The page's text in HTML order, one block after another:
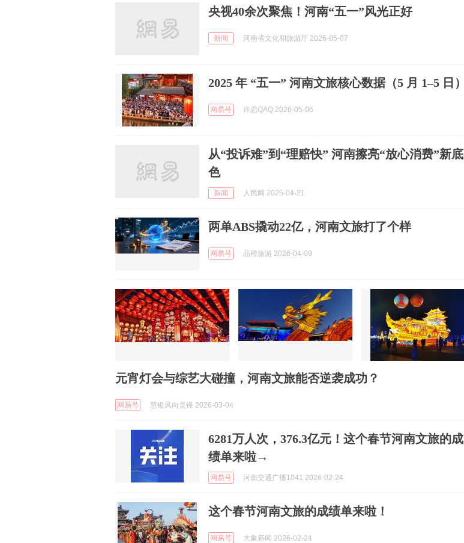
央视40余次聚焦！河南“五一”风光正好
新闻 河南省文化和旅游厅 2026-05-07
2025 年 “五一” 河南文旅核心数据（5 月 1–5 日）
网易号 许恋QAQ 2026-05-06
从“投诉难”到“理赔快” 河南擦亮“放心消费”新底
色
新闻 人民网 2026-04-21
两单ABS撬动22亿，河南文旅打了个样
网易号 品橙旅游 2026-04-09
元宵灯会与综艺大碰撞，河南文旅能否逆袭成功？
网易号 慧银风向吴锋 2026-03-04
6281万人次，376.3亿元！这个春节河南文旅的成
绩单来啦→
网易号 河南交通广播1041 2026-02-24
这个春节河南文旅的成绩单来啦！
网易号 大象新闻 2026-02-24